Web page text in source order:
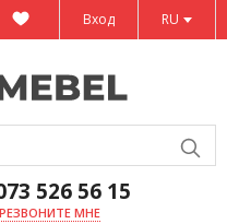
RU
Вход
526 56 15
МНЕ